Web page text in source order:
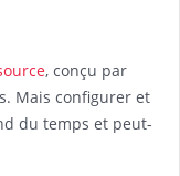
, conçu par
Mais configurer et
du temps et peut-